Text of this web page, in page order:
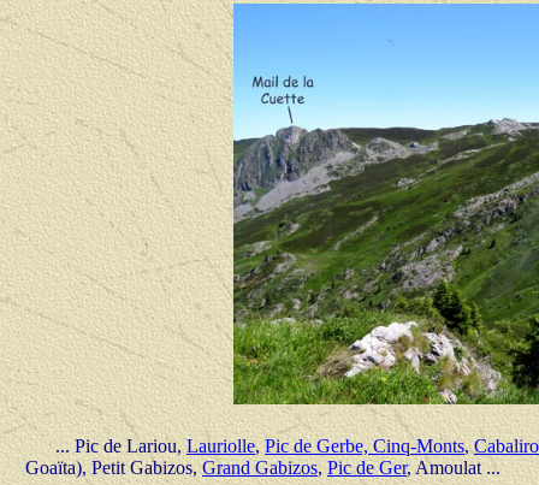
... Pic de Lariou, Lauriolle,Pic de Gerbe, Cinq-Monts,
Goaïta), Petit Gabizos, Grand Gabizos, Pic de Ger, Amoulat ...